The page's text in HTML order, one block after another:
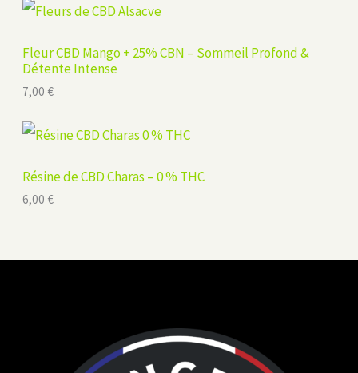
Fleur CBD Mango + 25% CBN – Sommeil Profond &
Détente Intense
7,00 €
Résine de CBD Charas – 0 % THC
6,00 €